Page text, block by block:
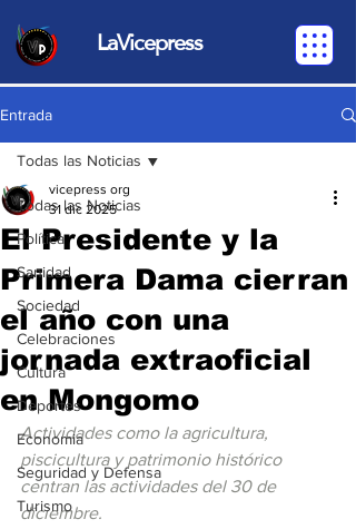
LaVicepress
Entrada
Todas las Noticias
Política
Sanidad
Sociedad
Celebraciones
Cultura
Deportes
Economia
Seguridad y Defensa
Turismo
Todas las Noticias
El Presidente y la
Primera Dama cierran
el año con una
jornada extraoficial
en Mongomo
vicepress org
31 dic 2025
Actividades como la agricultura,
piscicultura y patrimonio histórico
centran las actividades del 30 de
diciembre.